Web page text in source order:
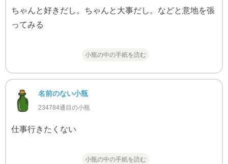
ちゃんと好きだし。ちゃんと大事だし。などと意地を張
ってみる
小瓶の中の手紙を読む
名前のない小瓶
234784通目の小瓶
仕事行きたくない
小瓶の中の手紙を読む